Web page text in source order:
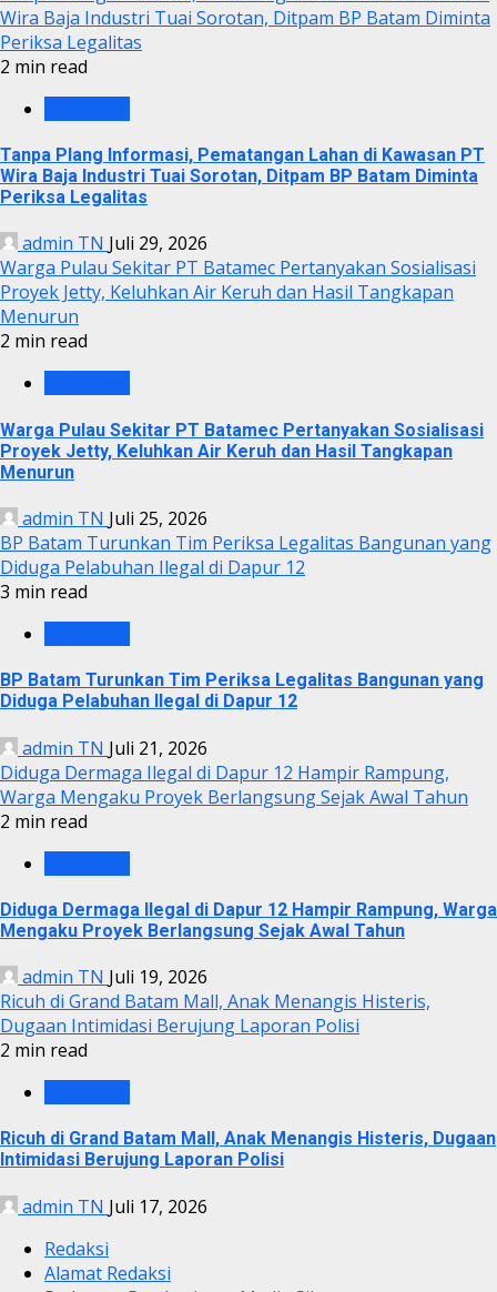
Wira Baja Industri Tuai Sorotan, Ditpam BP Batam Diminta
Periksa Legalitas
2 min read
Tanpa Plang Informasi, Pematangan Lahan di Kawasan PT
Wira Baja Industri Tuai Sorotan, Ditpam BP Batam Diminta
Periksa Legalitas
admin TN Juli 29, 2026
Warga Pulau Sekitar PT Batamec Pertanyakan Sosialisasi
Proyek Jetty, Keluhkan Air Keruh dan Hasil Tangkapan
Menurun
2 min read
Warga Pulau Sekitar PT Batamec Pertanyakan Sosialisasi
Proyek Jetty, Keluhkan Air Keruh dan Hasil Tangkapan
Menurun
admin TN Juli 25, 2026
BP Batam Turunkan Tim Periksa Legalitas Bangunan yang
Diduga Pelabuhan Ilegal di Dapur 12
3 min read
BP Batam Turunkan Tim Periksa Legalitas Bangunan yang
Diduga Pelabuhan Ilegal di Dapur 12
admin TN Juli 21, 2026
Diduga Dermaga Ilegal di Dapur 12 Hampir Rampung,
Warga Mengaku Proyek Berlangsung Sejak Awal Tahun
2 min read
Diduga Dermaga Ilegal di Dapur 12 Hampir Rampung, Warga
Mengaku Proyek Berlangsung Sejak Awal Tahun
admin TN Juli 19, 2026
Ricuh di Grand Batam Mall, Anak Menangis Histeris,
Dugaan Intimidasi Berujung Laporan Polisi
2 min read
Ricuh di Grand Batam Mall, Anak Menangis Histeris, Dugaan
Intimidasi Berujung Laporan Polisi
admin TN Juli 17, 2026
Redaksi
Alamat Redaksi